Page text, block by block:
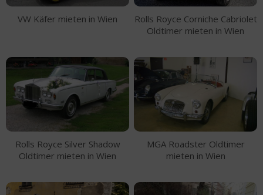
VW Käfer mieten in Wien
Rolls Royce Corniche Cabriolet
Oldtimer mieten in Wien
Rolls Royce Silver Shadow
Oldtimer mieten in Wien
MGA Roadster Oldtimer
mieten in Wien